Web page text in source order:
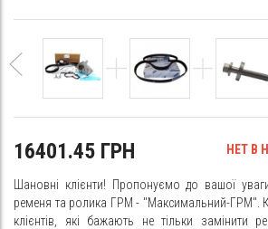
16401.45 ГРН НЕТ В
Шановні клієнти! Пропонуємо до вашої
ременя та ролика ГРМ - "Максимальний-ГРМ".
клієнтів, які бажають не тільки замінити